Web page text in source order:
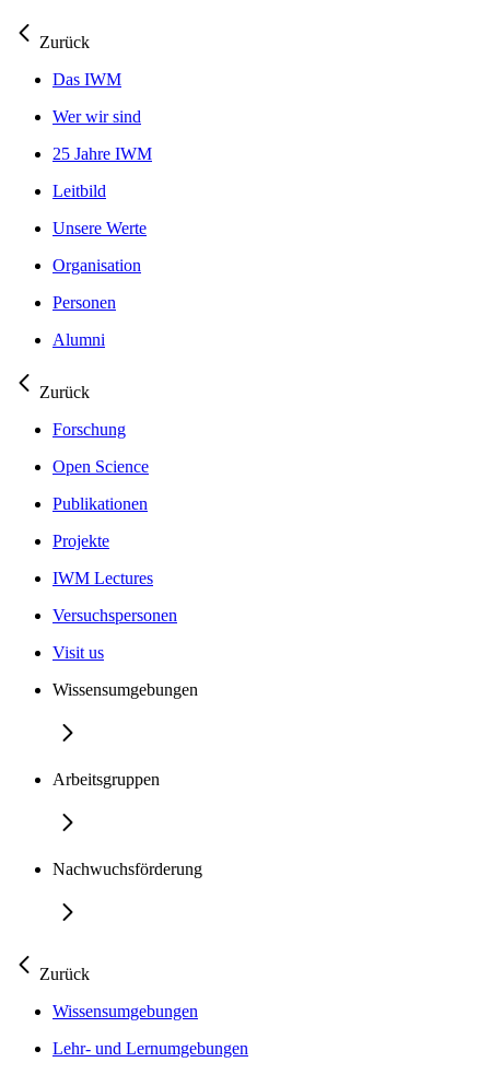
Zurück
Das IWM
Wer wir sind
25 Jahre IWM
Leitbild
Unsere Werte
Organisation
Personen
Alumni
Zurück
Forschung
Open Science
Publikationen
Projekte
IWM Lectures
Versuchspersonen
Visit us
Wissensumgebungen
Arbeitsgruppen
Nachwuchsförderung
Zurück
Wissensumgebungen
Lehr- und Lernumgebungen